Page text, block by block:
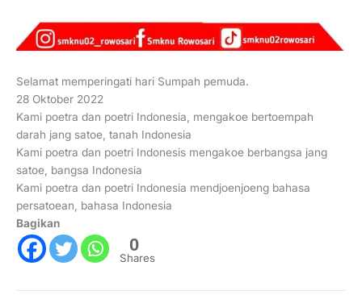
Selamat memperingati hari Sumpah pemuda.
28 Oktober 2022
Kami poetra dan poetri Indonesia, mengakoe bertoempah
darah jang satoe, tanah Indonesia
Kami poetra dan poetri Indonesis mengakoe berbangsa jang
satoe, bangsa Indonesia
Kami poetra dan poetri Indonesia mendjoenjoeng bahasa
persatoean, bahasa Indonesia
Bagikan
0
Shares